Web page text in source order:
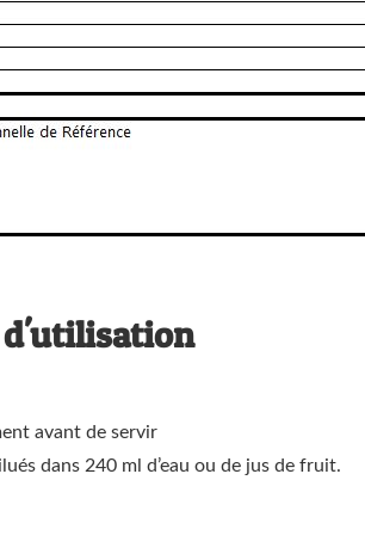
d'utilisation
avant de servir
dans 240 ml d’eau ou de jus de fruit.